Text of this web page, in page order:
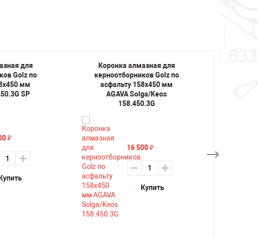
для
Golz по
мм
SP
₽
Коронка алмазная для
керноотборников Golz по
асфальту 158х450 мм
AGAVA Solga/Keos
158.450.3G
16 500 ₽
Купить